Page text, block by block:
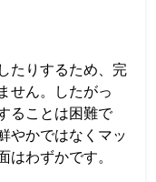
たりするため、完
せん。したがっ
ることは困難で
やかではなくマッ
わずかです。